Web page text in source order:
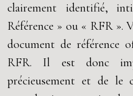
clairement identifié,
Référence » ou « RFR ».
document de référence
RFR. Il est donc
précieusement et de le